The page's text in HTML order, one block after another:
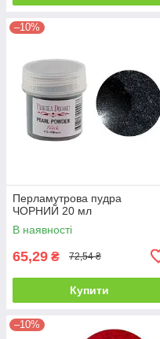
–10%
Перламутрова пудра
ЧОРНИЙ 20 мл
В наявності
65,29 ₴ 72,54 ₴
Купити
–10%